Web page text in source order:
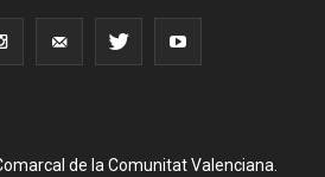
de la Comunitat Valenciana.